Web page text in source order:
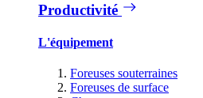
Productivité
L'équipement
Foreuses souterraines
Foreuses de surface